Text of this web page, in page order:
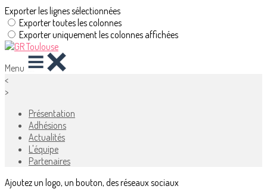
Exporter les lignes sélectionnées
Exporter toutes les colonnes
Exporter uniquement les colonnes affichées
Menu
<
>
Présentation
Adhésions
Actualités
L'équipe
Partenaires
Ajoutez un logo, un bouton, des réseaux sociaux